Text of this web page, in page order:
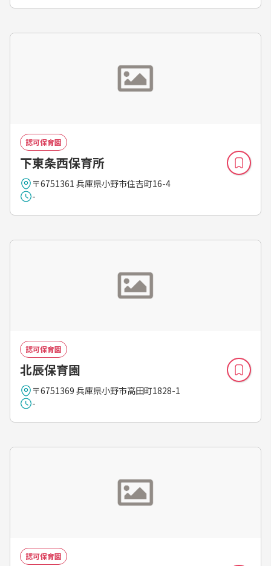
認可保育園
下東条西保育所
〒6751361 兵庫県小野市住吉町16-4
-
認可保育園
北辰保育園
〒6751369 兵庫県小野市高田町1828-1
-
認可保育園